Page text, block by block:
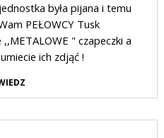
była pijana i temu
PEŁOWCY Tusk
,,METALOWE " czapeczki a
ich zdjąć !